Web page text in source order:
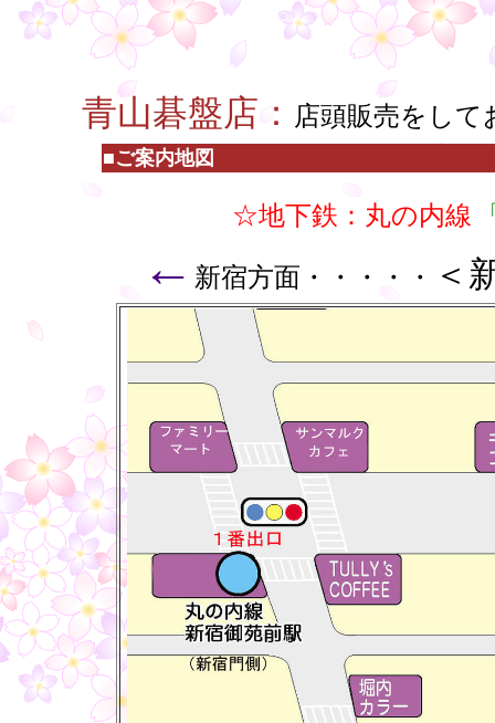
○
・
青山碁盤店：
店頭販売をし
■ご案内地図
☆地下鉄：丸の内線
← 新宿方面・・・・・ ＜